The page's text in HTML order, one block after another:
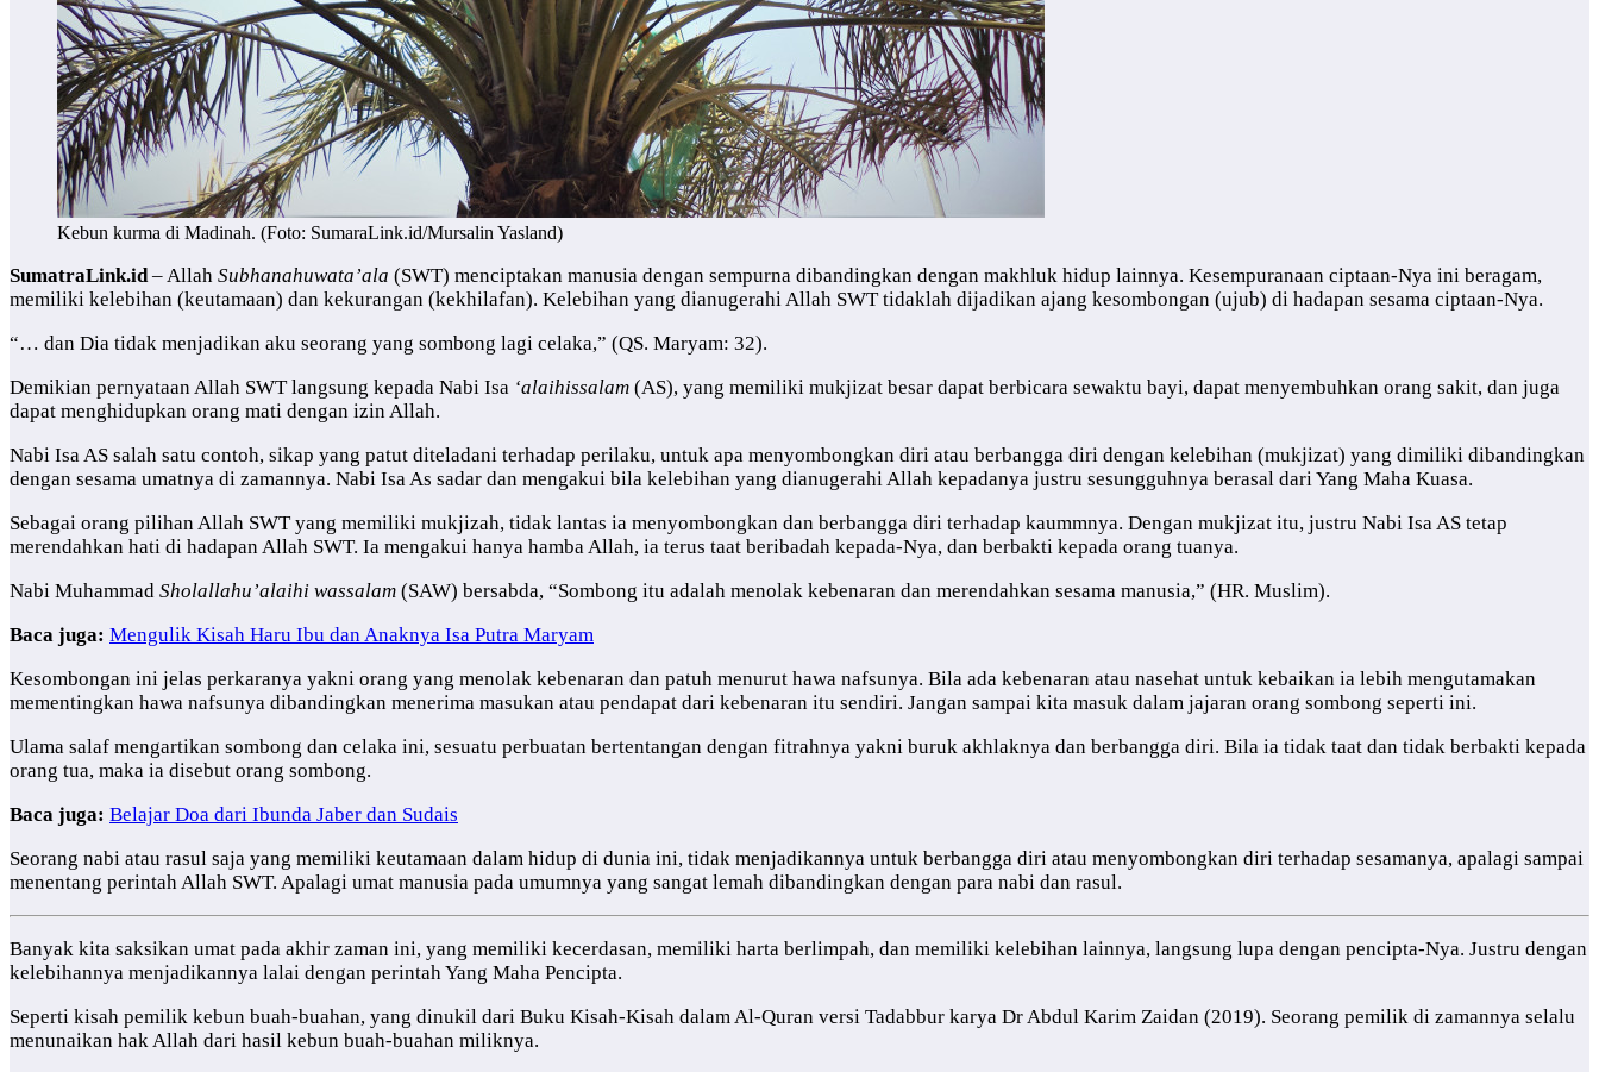
Kebun kurma di Madinah. (Foto: SumaraLink.id/Mursalin Yasland)
SumatraLink.id– Allah Subhanahuwata’ala (SWT) menciptakan manusia dengan sempurna dibandingkan dengan makhluk hidup lainnya. Kesempuranaan ciptaan-Nya ini beragam,
memiliki kelebihan (keutamaan) dan kekurangan (kekhilafan). Kelebihan yang dianugerahi Allah SWT tidaklah dijadikan ajang kesombongan (ujub) di hadapan sesama ciptaan-Nya.
“… dan Dia tidak menjadikan aku seorang yang sombong lagi celaka,” (QS. Maryam: 32).
Demikian pernyataan Allah SWT langsung kepada Nabi Isa ‘alaihissalam (AS), yang memiliki mukjizat besar dapat berbicara sewaktu bayi, dapat menyembuhkan orang sakit, dan juga
dapat menghidupkan orang mati dengan izin Allah.
Nabi Isa AS salah satu contoh, sikap yang patut diteladani terhadap perilaku, untuk apa menyombongkan diri atau berbangga diri dengan kelebihan (mukjizat) yang dimiliki dibandingkan
dengan sesama umatnya di zamannya. Nabi Isa As sadar dan mengakui bila kelebihan yang dianugerahi Allah kepadanya justru sesungguhnya berasal dari Yang Maha Kuasa.
Sebagai orang pilihan Allah SWT yang memiliki mukjizah, tidak lantas ia menyombongkan dan berbangga diri terhadap kaummnya. Dengan mukjizat itu, justru Nabi Isa AS tetap
merendahkan hati di hadapan Allah SWT. Ia mengakui hanya hamba Allah, ia terus taat beribadah kepada-Nya, dan berbakti kepada orang tuanya.
Nabi Muhammad Sholallahu’alaihi wassalam (SAW) bersabda, “Sombong itu adalah menolak kebenaran dan merendahkan sesama manusia,” (HR. Muslim).
Baca juga: Mengulik Kisah Haru Ibu dan Anaknya Isa Putra Maryam
Kesombongan ini jelas perkaranya yakni orang yang menolak kebenaran dan patuh menurut hawa nafsunya. Bila ada kebenaran atau nasehat untuk kebaikan ia lebih mengutamakan
mementingkan hawa nafsunya dibandingkan menerima masukan atau pendapat dari kebenaran itu sendiri. Jangan sampai kita masuk dalam jajaran orang sombong seperti ini.
Ulama salaf mengartikan sombong dan celaka ini, sesuatu perbuatan bertentangan dengan fitrahnya yakni buruk akhlaknya dan berbangga diri. Bila ia tidak taat dan tidak berbakti kepada
orang tua, maka ia disebut orang sombong.
Baca juga: Belajar Doa dari Ibunda Jaber dan Sudais
Seorang nabi atau rasul saja yang memiliki keutamaan dalam hidup di dunia ini, tidak menjadikannya untuk berbangga diri atau menyombongkan diri terhadap sesamanya, apalagi sampai
menentang perintah Allah SWT. Apalagi umat manusia pada umumnya yang sangat lemah dibandingkan dengan para nabi dan rasul.
Banyak kita saksikan umat pada akhir zaman ini, yang memiliki kecerdasan, memiliki harta berlimpah, dan memiliki kelebihan lainnya, langsung lupa dengan pencipta-Nya. Justru dengan
kelebihannya menjadikannya lalai dengan perintah Yang Maha Pencipta.
Seperti kisah pemilik kebun buah-buahan, yang dinukil dari Buku Kisah-Kisah dalam Al-Quran versi Tadabbur karya Dr Abdul Karim Zaidan (2019). Seorang pemilik di zamannya selalu
menunaikan hak Allah dari hasil kebun buah-buahan miliknya.